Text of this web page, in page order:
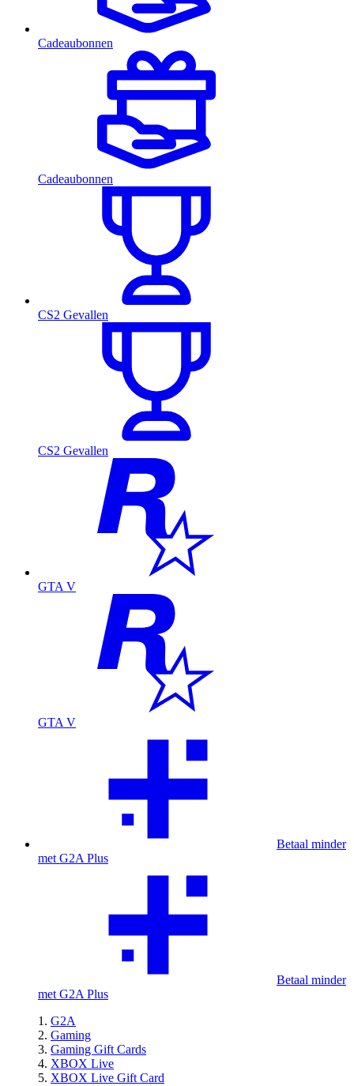
Cadeaubonnen
Cadeaubonnen
CS2 Gevallen
CS2 Gevallen
GTA V
GTA V
Betaal minder
met G2A Plus
Betaal minder
met G2A Plus
G2A
Gaming
Gaming Gift Cards
XBOX Live
XBOX Live Gift Card